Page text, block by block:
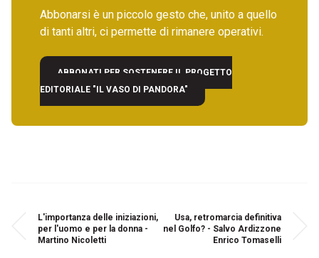
Abbonarsi è un piccolo gesto che, unito a quello
di tanti altri, ci permette di rimanere operativi.
ABBONATI PER SOSTENERE IL PROGETTO
EDITORIALE "IL VASO DI PANDORA"
L'importanza delle iniziazioni,
per l'uomo e per la donna -
Martino Nicoletti
Usa, retromarcia definitiva
nel Golfo? - Salvo Ardizzone
Enrico Tomaselli